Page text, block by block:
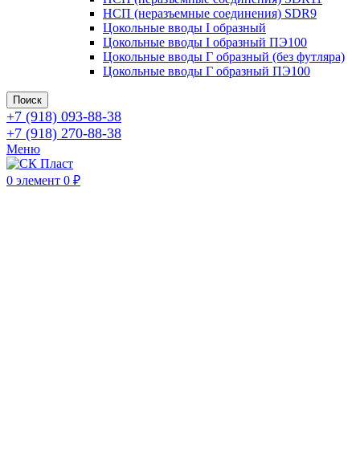
НСП (неразъемные соединения) SDR9
Цокольные вводы I образный
Цокольные вводы I образный ПЭ100
Цокольные вводы Г образный (без футляра)
Цокольные вводы Г образный ПЭ100
Поиск
+7 (918) 093-88-38
+7 (918) 270-88-38
Меню
0 элемент 0 ₽